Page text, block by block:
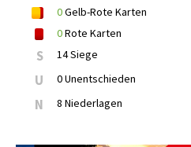
0Gelb-Rote Karten
0Rote Karten
S 14 Siege
U 0 Unentschieden
N 8 Niederlagen